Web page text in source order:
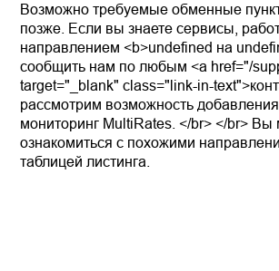
Возможно требуемые обменные
позже. Если вы знаете сервисы,
направлением <b>undefined на
сообщить нам по любым <a href="/
target="_blank" class="link-in-
рассмотрим возможность
мониторинг MultiRates. </br> </br> Вы
ознакомиться с похожими
таблицей листинга.